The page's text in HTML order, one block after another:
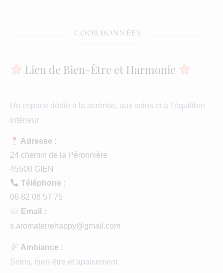
COORDONNÉES
Lieu de Bien-Être et Harmonie
Un espace dédié à la sérénité, aux soins et à l’équilibre
intérieur
Adresse :
24 chemin de la Péronnière
45500 GIEN
Téléphone :
06 82 08 57 75
Email :
s.aromaterrehappy@gmail.com
Ambiance :
Soins, bien-être et apaisement